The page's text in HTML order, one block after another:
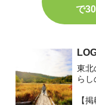
で
東北
らし
【